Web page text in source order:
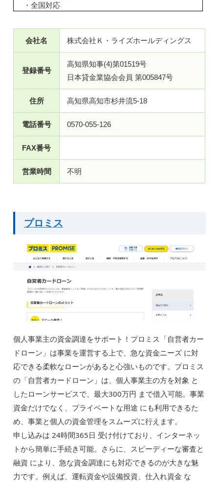
・全国対応
会社名 株式会社Ｋ・ライズホールディングス
登録番号
高知県知事(4)第01519号
日本貸金業協会会員 第005847号
住所 高知県高知市杉井流5-18
電話番号 0570-055-126
FAX番号
営業時間 不明
プロミス
個人事業主の資金調達をサポート！プロミス「自営者カー
ドローン」は事業を運営する上で、急な資金ニーズ に対
応できる柔軟なローンがあると心強いものです。プロミス
の「自営者カードローン」は、個人事業主の方を対象 と
したローンサービスで、最大300万円 まで借入可能。事業
資金だけでなく、プライベートな用途 にも利用できるた
め、事業と個人の資金管理をスムーズに行えます。
申し込みは 24時間365日 受け付けており、インターネッ
トから簡単に手続き可能。さらに、スピーディーな審査と
融資 により、急な資金調達にも対応できるのが大きな魅
力です。例えば、運転資金や設備投資、仕入れ資金 な